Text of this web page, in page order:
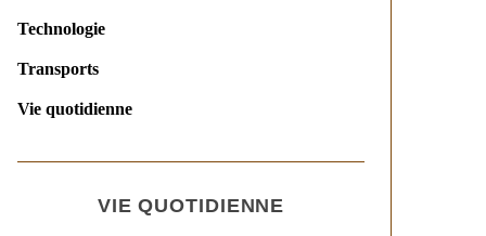
Technologie
Transports
Vie quotidienne
VIE QUOTIDIENNE